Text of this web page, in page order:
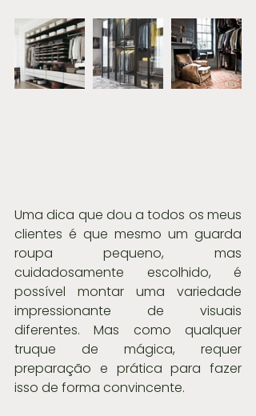
Uma dica que dou a todos os meus
clientes é que mesmo um guarda
roupa pequeno, mas
cuidadosamente escolhido, é
possível montar uma variedade
impressionante de visuais
diferentes. Mas como qualquer
truque de mágica, requer
preparação e prática para fazer
isso de forma convincente.